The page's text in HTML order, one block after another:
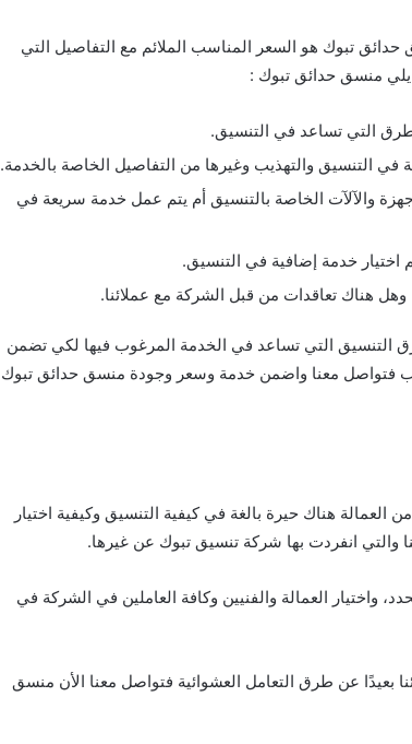
تبوك هو السعر المناسب الملائم مع التفاصيل التي
يلي منسق حدائق تبوك :
التي تساعد في التنسيق.
في التنسيق والتهذيب وغيرها من التفاصيل الخاصة بالخدمة.
والآلآت الخاصة بالتنسيق أم يتم عمل خدمة سريعة في
اختيار خدمة إضافية في التنسيق.
هناك تعاقدات من قبل الشركة مع عملائنا.
التي تساعد في الخدمة المرغوب فيها لكي تضمن
فتواصل معنا واضمن خدمة وسعر وجودة منسق حدائق تبوك
هناك حيرة بالغة في كيفية التنسيق وكيفية اختيار
والتي انفردت بها شركة تنسيق تبوك عن غيرها.
واختيار العمالة والفنيين وكافة العاملين في الشركة في
بعيدًا عن طرق التعامل العشوائية فتواصل معنا الأن منسق